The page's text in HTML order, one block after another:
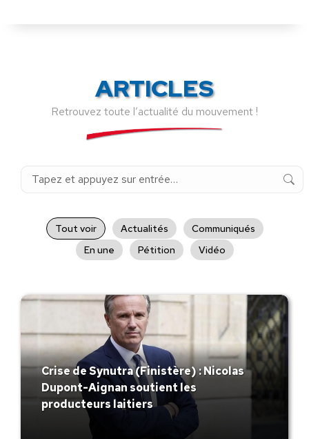
ARTICLES
Retrouvez toute l’actualité du mouvement !
Recherche
Tout voir Actualités
Communiqués
En une
Pétition Vidéo
Crise de Synutra (Finistère) : Nicolas
Dupont-Aignan soutient les
producteurs laitiers